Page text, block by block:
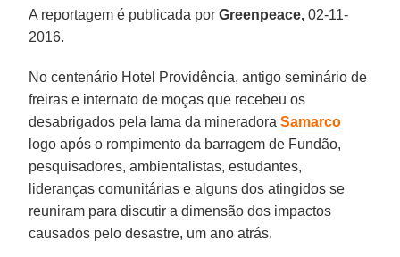
A reportagem é publicada porGreenpeace, 02-11-
2016.
No centenário Hotel Providência, antigo seminário de
freiras e internato de moças que recebeu os
desabrigados pela lama da mineradoraSamarco
logo após o rompimento da barragem de Fundão,
pesquisadores, ambientalistas, estudantes,
lideranças comunitárias e alguns dos atingidos se
reuniram para discutir a dimensão dos impactos
causados pelo desastre, um ano atrás.